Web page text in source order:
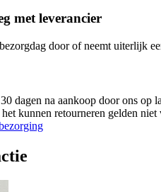
met leverancier
door of neemt uiterlijk
dagen na aankoop door ons op
kunnen retourneren gelden